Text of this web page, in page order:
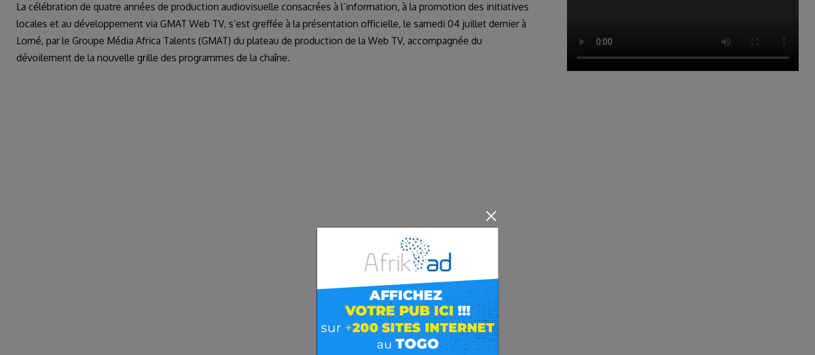
La célébration de quatre années de production audiovisuelle consacrées à l’information, à la promotion des initiatives
locales et au développement via GMAT Web TV, s’est greffée à la présentation officielle, le samedi 04 juillet dernier à
Lomé, par le Groupe Média Africa Talents (GMAT) du plateau de production de la Web TV, accompagnée du
dévoilement de la nouvelle grille des programmes de la chaîne.